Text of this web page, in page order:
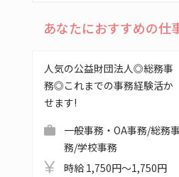
あなたにおすすめの仕
人気の公益財団法人◎総務事
務◎これまでの事務経験活か
せます!
一般事務・OA事務/総務事
務/学校事務
時給 1,750円～1,750円